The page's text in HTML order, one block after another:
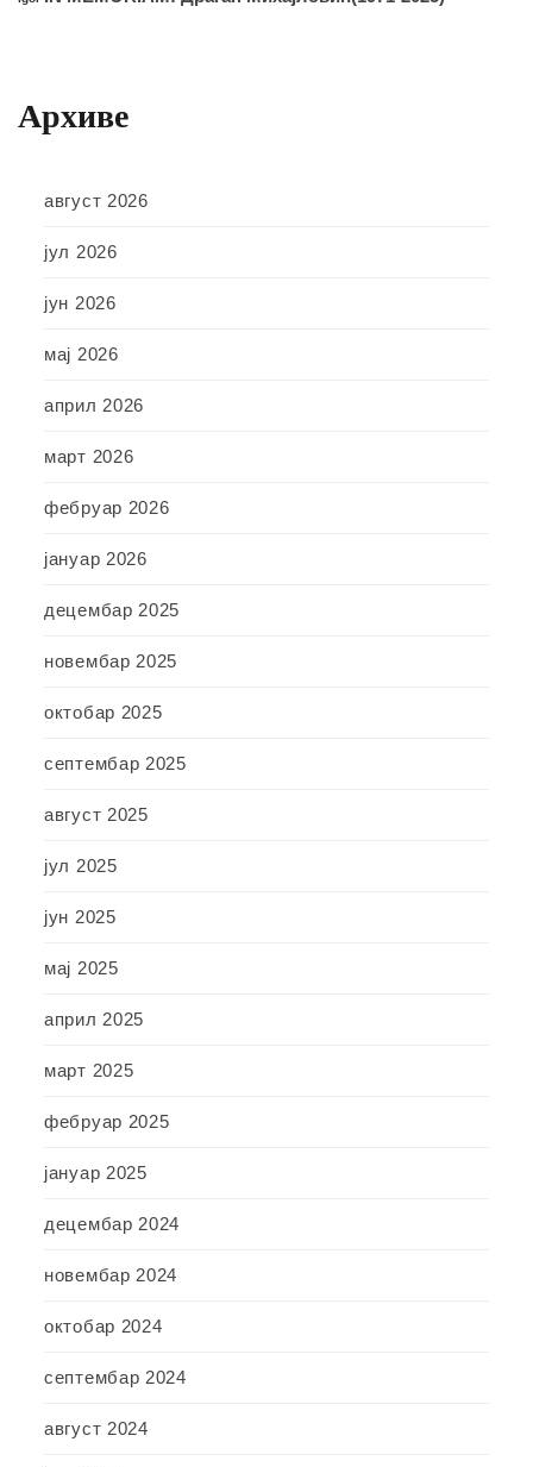
Архиве
август 2026
јул 2026
јун 2026
мај 2026
април 2026
март 2026
фебруар 2026
јануар 2026
децембар 2025
новембар 2025
октобар 2025
септембар 2025
август 2025
јул 2025
јун 2025
мај 2025
април 2025
март 2025
фебруар 2025
јануар 2025
децембар 2024
новембар 2024
октобар 2024
септембар 2024
август 2024